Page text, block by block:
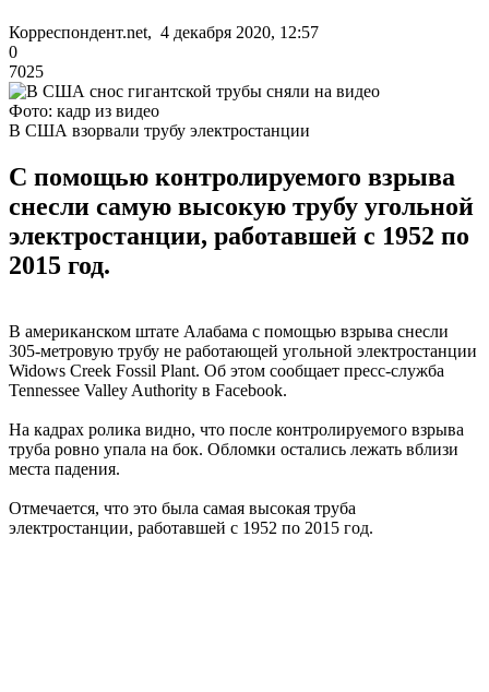
Корреспондент.net, 4 декабря 2020, 12:57
0
7025
Фото: кадр из видео
В США взорвали трубу электростанции
С помощью контролируемого взрыва
снесли самую высокую трубу угольной
электростанции, работавшей с 1952 по
2015 год.
В американском штате Алабама с помощью взрыва снесли
305-метровую трубу не работающей угольной электростанции
Widows Creek Fossil Plant. Об этом сообщает пресс-служба
Tennessee Valley Authority в Facebook.
На кадрах ролика видно, что после контролируемого взрыва
труба ровно упала на бок. Обломки остались лежать вблизи
места падения.
Отмечается, что это была самая высокая труба
электростанции, работавшей с 1952 по 2015 год.